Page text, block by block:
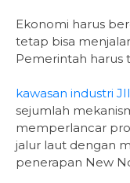
Ekonomi harus
tetap bisa
Pemerintah harus
kawasan industri
sejumlah
memperlancar
jalur laut dengan
penerapan New